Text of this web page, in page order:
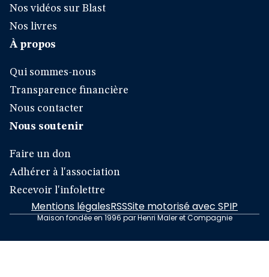
Nos vidéos sur Blast
Nos livres
À propos
Qui sommes-nous
Transparence financière
Nous contacter
Nous soutenir
Faire un don
Adhérer à l'association
Recevoir l'infolettre
Mentions légalesRSSSite motorisé avec SPIP
Maison fondée en 1996 par Henri Maler et Compagnie